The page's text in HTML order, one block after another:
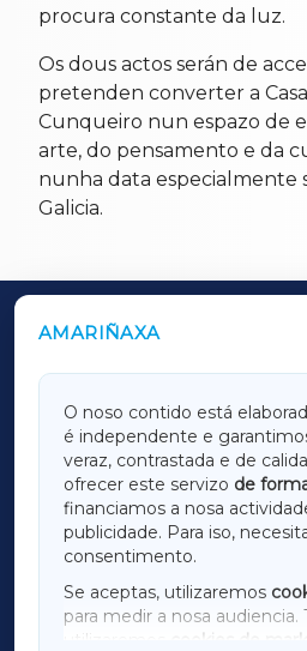
procura constante da luz.
Os dous actos serán de
pretenden converter a
Cunqueiro nun espazo de
arte, do pensamento e da
nunha data especialmente
Galicia.
AMARIÑAXA
O noso contido está
é independente e
veraz, contrastada e de
ofrecer este servizo de
financiamos a nosa
publicidade. Para iso,
consentimento.
Se aceptas, utilizaremos
para medir a nosa audiencia.
utilizaremos
cookies de
OUTROS PERIÓDICOS
LUGOXA